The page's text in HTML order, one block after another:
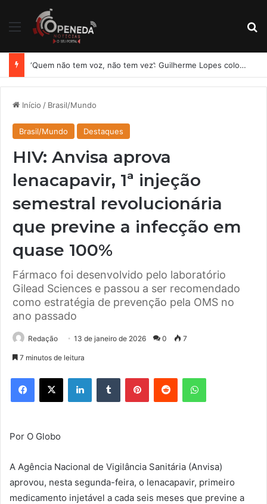
Menu
‘Quem não tem voz, não tem vez’: Guilherme Lopes coloca representação de Penedo no centro da disputa pela ALE
Início / Brasil/Mundo
Brasil/Mundo Destaques
HIV: Anvisa aprova
lenacapavir, 1ª injeção
semestral revolucionária
que previne a infecção em
quase 100%
Fármaco foi desenvolvido pelo laboratório
Gilead Sciences e passou a ser recomendado
como estratégia de prevenção pela OMS no
ano passado
Redação 13 de janeiro de 2026 0 7
7 minutos de leitura
Facebook
X LinkedinTumblr PinterestReddit WhatsApp
Por O Globo
A Agência Nacional de Vigilância Sanitária (Anvisa)
aprovou, nesta segunda-feira, o lenacapavir, primeiro
medicamento injetável a cada seis meses que previne a